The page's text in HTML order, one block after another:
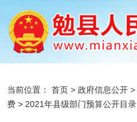
当前位置： 首页 > 政府信息公开 >
费 > 2021年县级部门预算公开目录